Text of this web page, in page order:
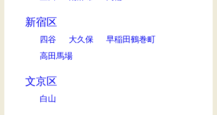
新宿区
四谷 大久保
早稲田鶴巻町
高田馬場
文京区
白山